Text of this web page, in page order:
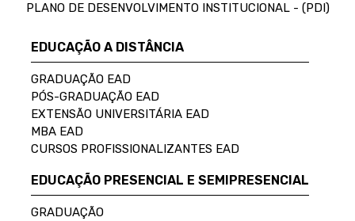
PLANO DE DESENVOLVIMENTO INSTITUCIONAL - (PDI)
EDUCAÇÃO A DISTÂNCIA
GRADUAÇÃO EAD
PÓS-GRADUAÇÃO EAD
EXTENSÃO UNIVERSITÁRIA EAD
MBA EAD
CURSOS PROFISSIONALIZANTES EAD
EDUCAÇÃO PRESENCIAL E SEMIPRESENCIAL
GRADUAÇÃO